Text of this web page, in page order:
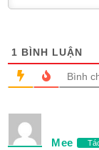
1 BÌNH LUẬN
Bình
Mee